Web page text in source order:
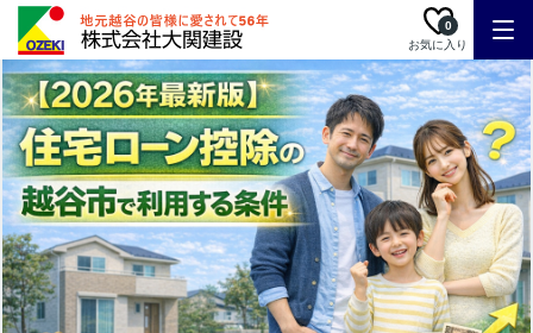
お気に入り
0